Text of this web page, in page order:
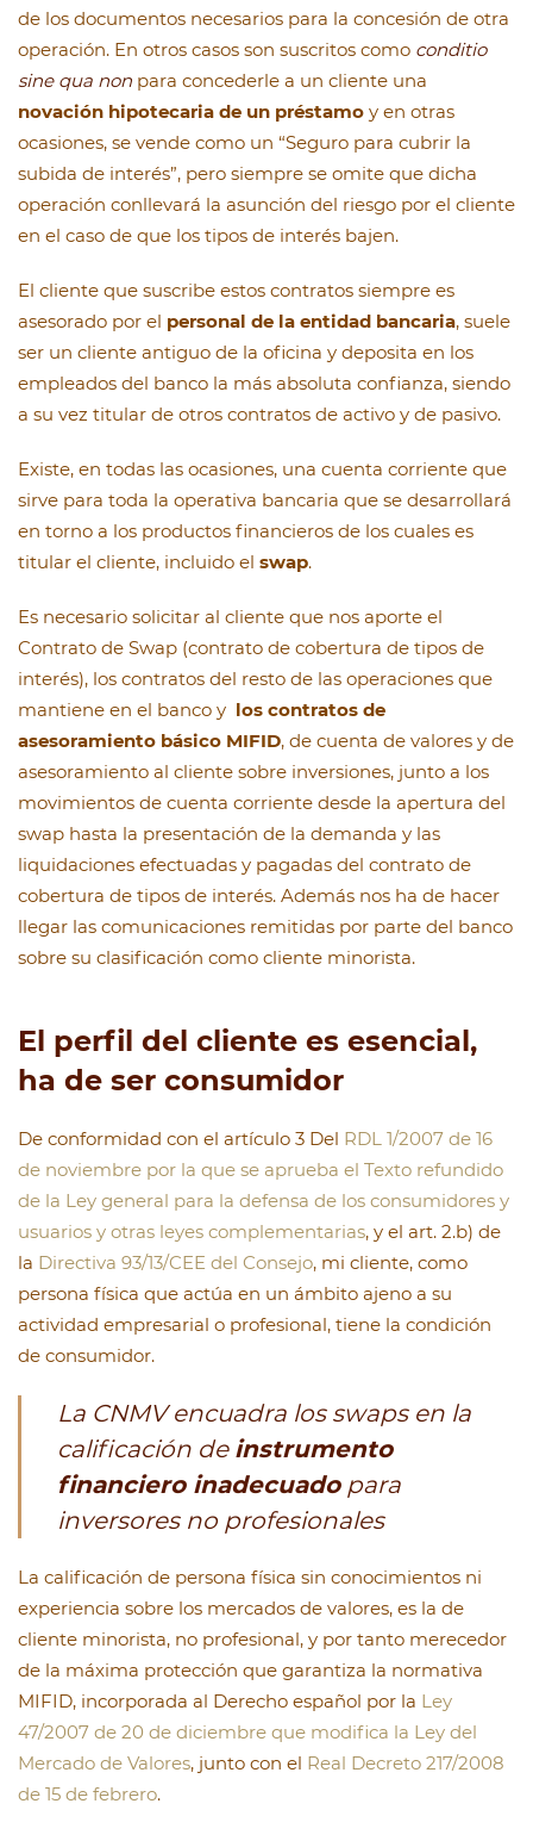
de los documentos necesarios para la concesión de otra
operación. En otros casos son suscritos como conditio
sine qua non para concederle a un cliente una
novación hipotecaria de un préstamo y en otras
ocasiones, se vende como un “Seguro para cubrir la
subida de interés”, pero siempre se omite que dicha
operación conllevará la asunción del riesgo por el cliente
en el caso de que los tipos de interés bajen.
El cliente que suscribe estos contratos siempre es
asesorado por el personal de la entidad bancaria, suele
ser un cliente antiguo de la oficina y deposita en los
empleados del banco la más absoluta confianza, siendo
a su vez titular de otros contratos de activo y de pasivo.
Existe, en todas las ocasiones, una cuenta corriente que
sirve para toda la operativa bancaria que se desarrollará
en torno a los productos financieros de los cuales es
titular el cliente, incluido el swap.
Es necesario solicitar al cliente que nos aporte el
Contrato de Swap (contrato de cobertura de tipos de
interés), los contratos del resto de las operaciones que
mantiene en el banco y los contratos de
asesoramiento básico MIFID, de cuenta de valores y de
asesoramiento al cliente sobre inversiones, junto a los
movimientos de cuenta corriente desde la apertura del
swap hasta la presentación de la demanda y las
liquidaciones efectuadas y pagadas del contrato de
cobertura de tipos de interés. Además nos ha de hacer
llegar las comunicaciones remitidas por parte del banco
sobre su clasificación como cliente minorista.
El perfil del cliente es esencial,
ha de ser consumidor
De conformidad con el artículo 3 Del RDL 1/2007 de 16
de noviembre por la que se aprueba el Texto refundido
de la Ley general para la defensa de los consumidores y
usuarios y otras leyes complementarias, y el art. 2.b) de
la Directiva 93/13/CEE del Consejo, mi cliente, como
persona física que actúa en un ámbito ajeno a su
actividad empresarial o profesional, tiene la condición
de consumidor.
La CNMV encuadra los swaps en la
calificación de instrumento
financiero inadecuadopara
inversores no profesionales
La calificación de persona física sin conocimientos ni
experiencia sobre los mercados de valores, es la de
cliente minorista, no profesional, y por tanto merecedor
de la máxima protección que garantiza la normativa
MIFID, incorporada al Derecho español por la Ley
47/2007 de 20 de diciembre que modifica la Ley del
Mercado de Valores, junto con el Real Decreto 217/2008
de 15 de febrero.